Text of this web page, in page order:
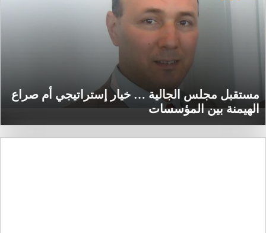
​​مستقبل مجلس الجالية … خيار إستراتيجي أم صراع
الهيمنة بين المؤسسات